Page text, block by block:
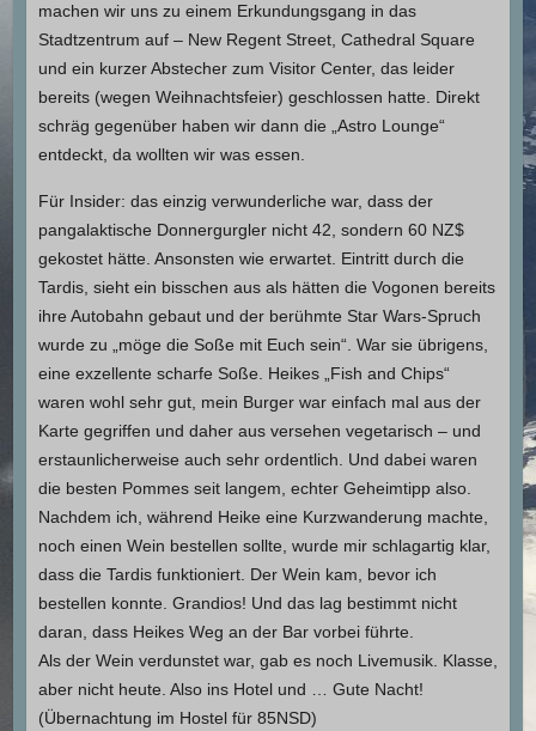
machen wir uns zu einem Erkundungsgang in das
Stadtzentrum auf – New Regent Street, Cathedral Square
und ein kurzer Abstecher zum Visitor Center, das leider
bereits (wegen Weihnachtsfeier) geschlossen hatte. Direkt
schräg gegenüber haben wir dann die „Astro Lounge“
entdeckt, da wollten wir was essen.
Für Insider: das einzig verwunderliche war, dass der
pangalaktische Donnergurgler nicht 42, sondern 60 NZ$
gekostet hätte. Ansonsten wie erwartet. Eintritt durch die
Tardis, sieht ein bisschen aus als hätten die Vogonen bereits
ihre Autobahn gebaut und der berühmte Star Wars-Spruch
wurde zu „möge die Soße mit Euch sein“. War sie übrigens,
eine exzellente scharfe Soße. Heikes „Fish and Chips“
waren wohl sehr gut, mein Burger war einfach mal aus der
Karte gegriffen und daher aus versehen vegetarisch – und
erstaunlicherweise auch sehr ordentlich. Und dabei waren
die besten Pommes seit langem, echter Geheimtipp also.
Nachdem ich, während Heike eine Kurzwanderung machte,
noch einen Wein bestellen sollte, wurde mir schlagartig klar,
dass die Tardis funktioniert. Der Wein kam, bevor ich
bestellen konnte. Grandios! Und das lag bestimmt nicht
daran, dass Heikes Weg an der Bar vorbei führte.
Als der Wein verdunstet war, gab es noch Livemusik. Klasse,
aber nicht heute. Also ins Hotel und … Gute Nacht!
(Übernachtung im Hostel für 85NSD)